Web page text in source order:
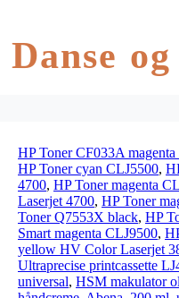
Danse
HP Toner CF033A
HP Toner cyan CLJ5500,
4700, HP Toner magenta
Laserjet 4700, HP Toner
Toner Q7553X black, HP
Smart magenta CLJ9500,
yellow HV Color Laserjet
Ultraprecise printcassette
universal, HSM makulator